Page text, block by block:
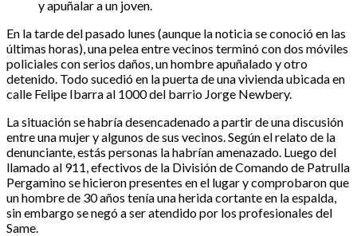
y apuñalar a un joven.
En la tarde del pasado lunes (aunque la noticia se conoció en las
últimas horas), una pelea entre vecinos terminó con dos móviles
policiales con serios daños, un hombre apuñalado y otro
detenido. Todo sucedió en la puerta de una vivienda ubicada en
calle Felipe Ibarra al 1000 del barrio Jorge Newbery.
La situación se habría desencadenado a partir de una discusión
entre una mujer y algunos de sus vecinos. Según el relato de la
denunciante, estás personas la habrían amenazado. Luego del
llamado al 911, efectivos de la División de Comando de Patrulla
Pergamino se hicieron presentes en el lugar y comprobaron que
un hombre de 30 años tenía una herida cortante en la espalda,
sin embargo se negó a ser atendido por los profesionales del
Same.